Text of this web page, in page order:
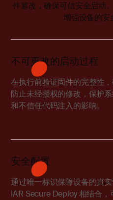
件篡改，确保可信安全启动
增强设备的安
不可更改的启动过程
在执行前验证固件的完整性
防止未经授权的修改，保护
和不信任代码注入的影响。
安全配置
通过唯一标识保障设备的真
IAR Secure Deploy 相结合